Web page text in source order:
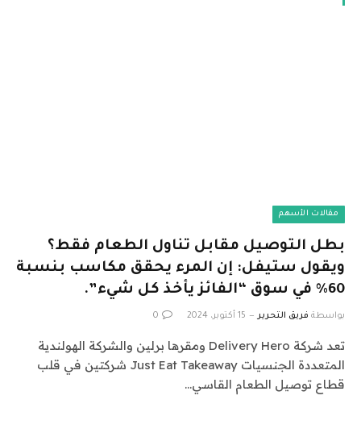
مقالات الأسهم
بطل التوصيل مقابل تناول الطعام فقط؟
ويقول ستيفل: إن المرء يحقق مكاسب بنسبة
60% في سوق “الفائز يأخذ كل شيء”.
بواسطة فريق التحرير 15 أكتوبر، 2024 0
تعد شركة Delivery Hero ومقرها برلين والشركة الهولندية
المتعددة الجنسيات Just Eat Takeaway شركتين في قلب
قطاع توصيل الطعام القاسي…